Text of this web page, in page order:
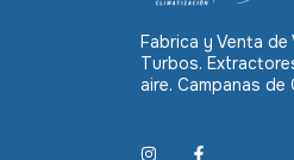
Fabrica y Venta de
Turbos.
aire. Campanas de